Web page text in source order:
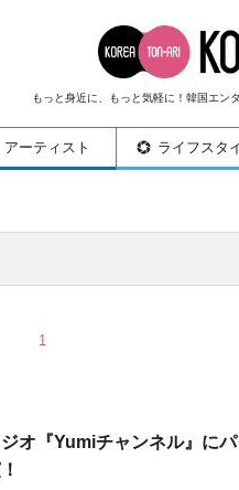
もっと身近に、もっと気軽に！韓国エン
アーティスト ライフスタ
1
オ『Yumiチャンネル』に